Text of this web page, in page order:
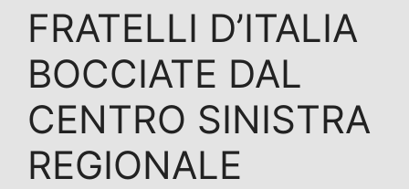
FRATELLI D’ITALIA
BOCCIATE DAL
CENTRO SINISTRA
REGIONALE